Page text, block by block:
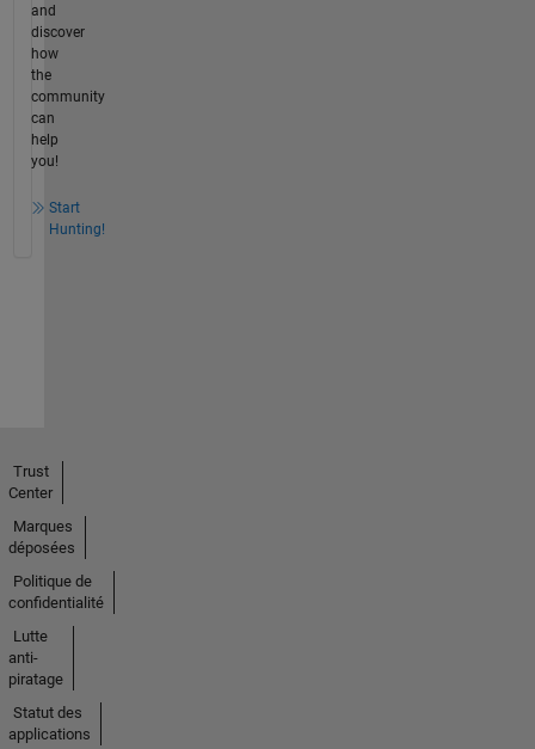
and
discover
how
the
community
can
help
you!
Start
Hunting!
Trust
Center
Marques
déposées
Politique de
confidentialité
Lutte
anti-
piratage
Statut des
applications